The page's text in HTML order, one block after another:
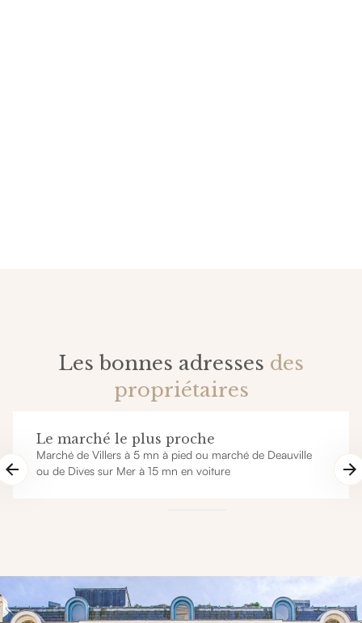
Les bonnes adresses des
propriétaires
Le marché le plus proche
Marché de Villers à 5 mn à pied ou marché de Deauville
ou de Dives sur Mer à 15 mn en voiture